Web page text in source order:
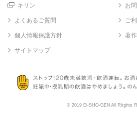
キリン お
よくあるご質問 ご
個人情報保護方針 著
サイトマップ
© 2019 Ei-SHO-GEN All Ritghts